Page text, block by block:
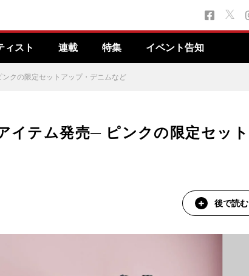
ィスト 連載 特集 イベント告知
クの限定セットアップ・デニムなど
イテム発売─ ピンクの限定セット
後で読む